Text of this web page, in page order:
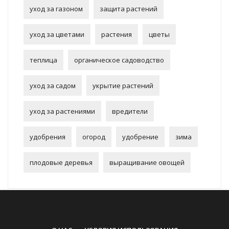
уход за газоном защита растений
уход за цветами растения цветы
теплица органическое садоводство
уход за садом укрытие растений
уход за растениями вредители
удобрения огород удобрение зима
плодовые деревья выращивание овощей